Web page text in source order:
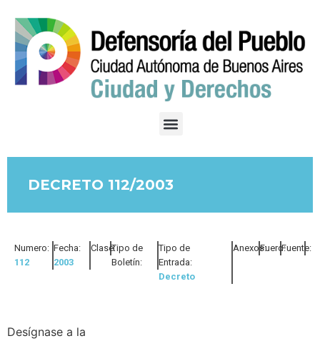
DECRETO 112/2003
Numero:
112
Fecha:
2003
Clase:Tipo de
Boletín:
Tipo de
Entrada:
Decreto
Anexos:Fuero:Fuente:
Desígnase a la